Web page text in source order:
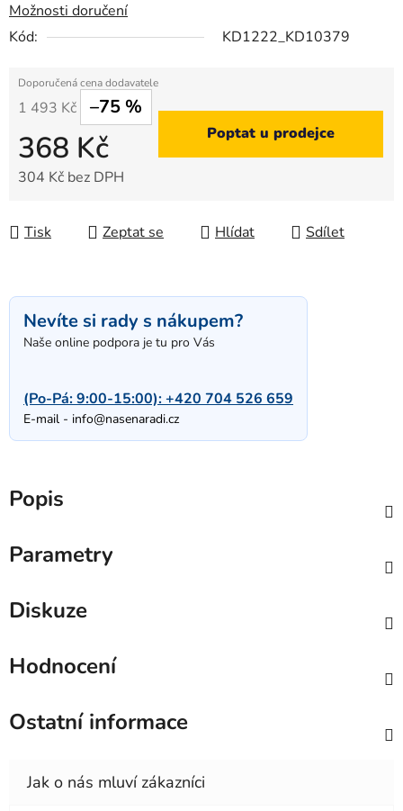
Možnosti doručení
Kód:
KD1222_KD10379
1 493 Kč –75 %
368 Kč
304 Kč bez DPH
Poptat u prodejce
Tisk Zeptat se Hlídat Sdílet
Nevíte si rady s nákupem?
Naše online podpora je tu pro Vás
(Po-Pá: 9:00-15:00):+420 704 526 659
E-mail - info@nasenaradi.cz
Popis
Parametry
Diskuze
Hodnocení
Ostatní informace